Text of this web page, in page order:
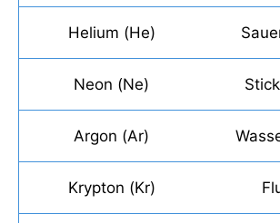
Helium (He)
Neon (Ne)
Argon (Ar)
Krypton (Kr)